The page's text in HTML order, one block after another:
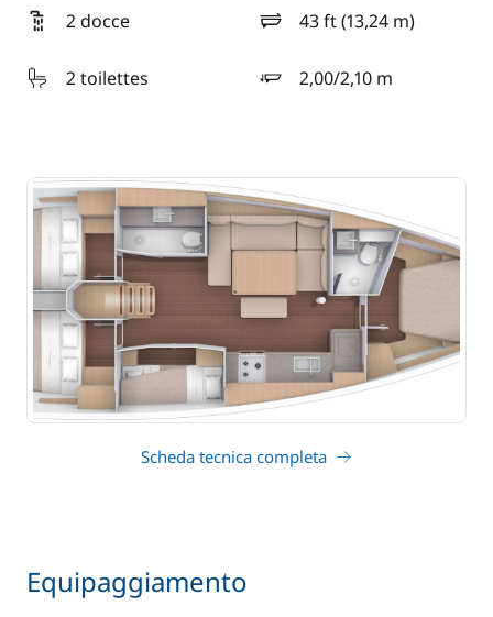
2 docce 43 ft (13,24 m)
lunghezza
2 toilettes
2,00/2,10 m
pescaggio
Scheda tecnica completa
Equipaggiamento